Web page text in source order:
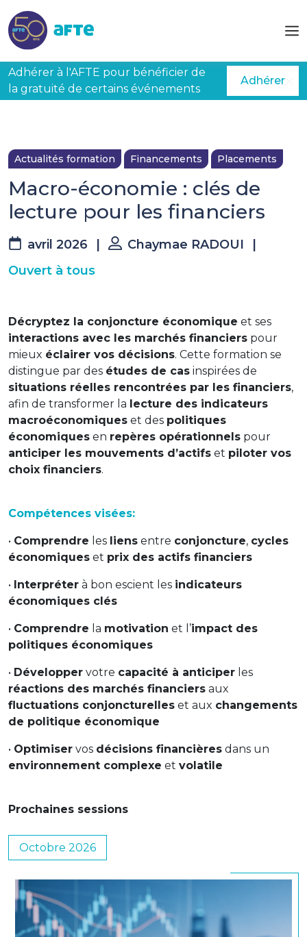
Adhérer à l'AFTE pour bénéficier de
la gratuité de certains événements
Adhérer
Actualités formation Financements Placements
Macro-économie : clés de
lecture pour les financiers
avril 2026 Chaymae RADOUI
Ouvert à tous
Décryptez la conjoncture économique et ses
interactions avec les marchés financiers pour
mieux éclairer vos décisions. Cette formation se
distingue par des études de cas inspirées de
situations réelles rencontrées par les financiers,
afin de transformer la lecture des indicateurs
macroéconomiques et des politiques
économiques en repères opérationnels pour
anticiper les mouvements d’actifs et piloter vos
choix financiers.
Compétences visées:
• Comprendre les liens entre conjoncture, cycles
économiques et prix des actifs financiers
• Interpréter à bon escient les indicateurs
économiques clés
• Comprendre la motivation et l’impact des
politiques économiques
• Développer votre capacité à anticiper les
réactions des marchés financiers aux
fluctuations conjoncturelles et aux changements
de politique économique
• Optimiser vos décisions financières dans un
environnement complexe et volatile
Prochaines sessions
Octobre 2026